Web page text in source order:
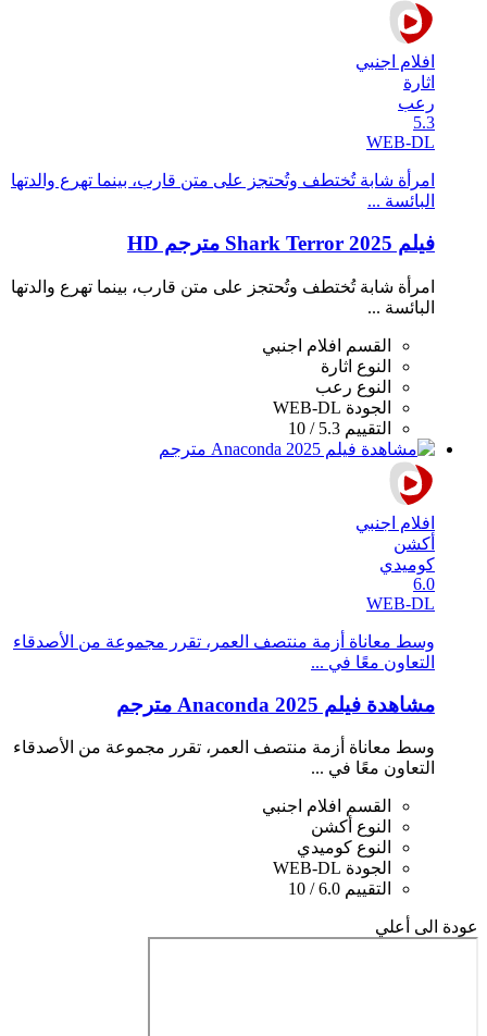
افلام اجنبي
اثارة
رعب
5.3
WEB-DL
امرأة شابة تُختطف وتُحتجز على متن قارب، بينما تهرع والدتها
البائسة ...
فيلم Shark Terror 2025 مترجم HD
امرأة شابة تُختطف وتُحتجز على متن قارب، بينما تهرع والدتها
البائسة ...
القسم
افلام اجنبي
النوع اثارة
النوع رعب
الجودة WEB-DL
التقييم 5.3 / 10
افلام اجنبي
أكشن
كوميدي
6.0
WEB-DL
وسط معاناة أزمة منتصف العمر، تقرر مجموعة من الأصدقاء
التعاون معًا في ...
مشاهدة فيلم Anaconda 2025 مترجم
وسط معاناة أزمة منتصف العمر، تقرر مجموعة من الأصدقاء
التعاون معًا في ...
القسم
افلام اجنبي
النوع أكشن
النوع كوميدي
الجودة WEB-DL
التقييم 6.0 / 10
عودة الى أعلي